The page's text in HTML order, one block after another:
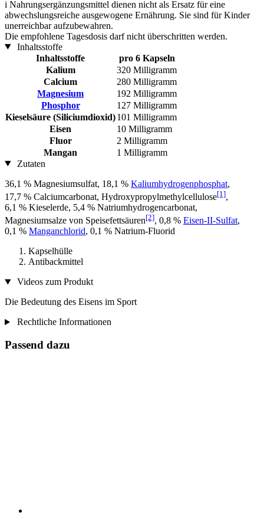
i Nahrungsergänzungsmittel dienen nicht als Ersatz für eine
abwechslungsreiche ausgewogene Ernährung. Sie sind für Kinder
unerreichbar aufzubewahren.
Die empfohlene Tagesdosis darf nicht überschritten werden.
Inhaltsstoffe
Inhaltsstoffe
pro 6 Kapseln
Kalium
320 Milligramm
Calcium
280 Milligramm
Magnesium
192 Milligramm
Phosphor
127 Milligramm
Kieselsäure (Siliciumdioxid)101 Milligramm
Eisen
10 Milligramm
Fluor
2 Milligramm
Mangan
1 Milligramm
Zutaten
36,1 % Magnesiumsulfat, 18,1 % Kaliumhydrogenphosphat,
17,7 % Calciumcarbonat, Hydroxypropylmethylcellulose[1],
6,1 % Kieselerde, 5,4 % Natriumhydrogencarbonat,
Magnesiumsalze von Speisefettsäuren[2], 0,8 % Eisen-II-Sulfat,
0,1 % Manganchlorid, 0,1 % Natrium-Fluorid
Kapselhülle
Antibackmittel
Videos zum Produkt
Die Bedeutung des Eisens im Sport
Rechtliche Informationen
Passend dazu